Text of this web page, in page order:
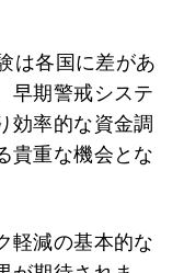
は各国に差があ
早期警戒システ
効率的な資金調
貴重な機会とな
軽減の基本的な